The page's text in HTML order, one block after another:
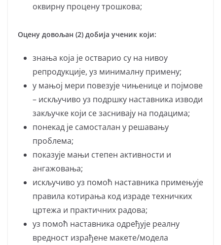
оквирну процену трошкова;
Оцену довољан (2) добија ученик који:
знања која је остварио су на нивоу
репродукције, уз минималну примену;
у мањој мери пoвeзуje чињeницe и пojмoвe
– искључиво уз подршку наставника изводи
закључке који се заснивају на подацима;
понекад је самосталан у решавању
проблема;
показује мањи степен активности и
ангажовања;
искључиво уз помоћ наставника примењује
правила котирања код израде техничких
цртежа и практичних радова;
уз помоћ наставника одређује реалну
вредност израђене макете/модела